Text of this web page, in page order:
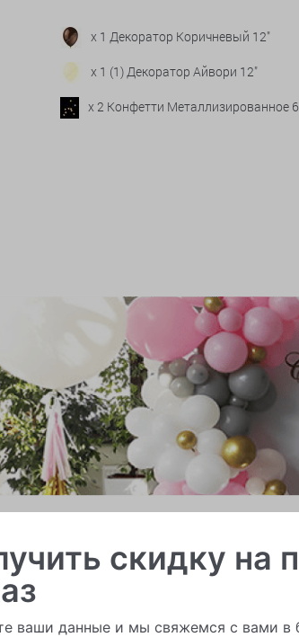
x 1 Декоратор Коричневый 12"
x 1 (1) Декоратор Айвори 12"
x 2 Конфетти Металлизированное
и гирлянды из шаров
скидку на
ваши данные и мы свяжемся с вами в